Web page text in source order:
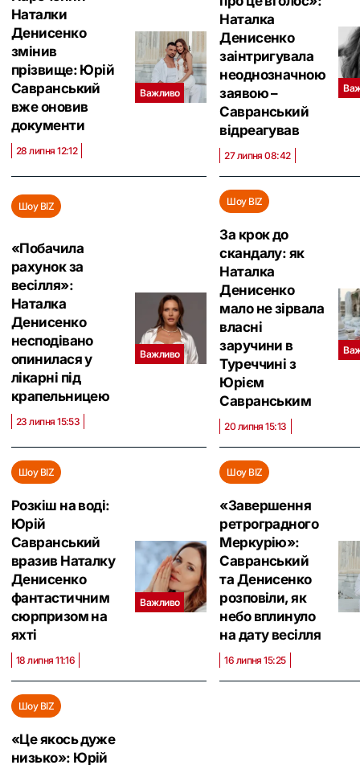
Важливо
Наталки
Денисенко
змінив
прізвище: Юрій
Савранський
вже оновив
документи
28 липня 12:12
Наталка
Денисенко
заінтригувала
неоднозначною
заявою –
Савранський
відреагував
27 липня 08:42
Важливо
Шоу BIZ
«Побачила
рахунок за
весілля»:
Наталка
Денисенко
несподівано
опинилася у
лікарні під
крапельницею
23 липня 15:53
Шоу BIZ
За крок до
скандалу: як
Наталка
Денисенко
мало не зірвала
власні
заручини в
Туреччині з
Юрієм
Савранським
20 липня 15:13
Важливо
Шоу BIZ
Розкіш на воді:
Юрій
Савранський
вразив Наталку
Денисенко
фантастичним
сюрпризом на
яхті
18 липня 11:16
Шоу BIZ
«Завершення
ретроградного
Меркурію»:
Савранський
та Денисенко
розповіли, як
небо вплинуло
на дату весілля
16 липня 15:25
Шоу BIZ
«Це якось дуже
низько»: Юрій